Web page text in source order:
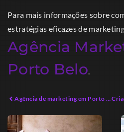
Para mais informações sobre
estratégias eficazes de
Agência
Porto Belo.
Agência de marketing em Porto Belo: Estratégias Inovadoras para o Crescimento